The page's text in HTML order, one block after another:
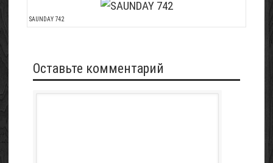
SAUNDAY 742
Оставьте комментарий